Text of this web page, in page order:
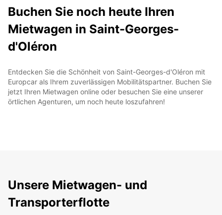
Buchen Sie noch heute Ihren
Mietwagen in Saint-Georges-
d'Oléron
Entdecken Sie die Schönheit von Saint-Georges-d'Oléron mit
Europcar als Ihrem zuverlässigen Mobilitätspartner. Buchen Sie
jetzt Ihren Mietwagen online oder besuchen Sie eine unserer
örtlichen Agenturen, um noch heute loszufahren!
Unsere Mietwagen- und
Transporterflotte